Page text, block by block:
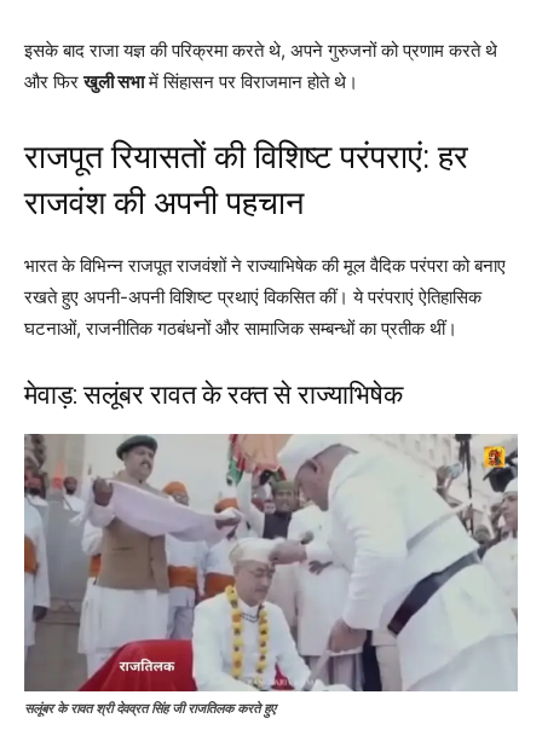
इसके बाद राजा यज्ञ की परिक्रमा करते थे, अपने गुरुजनों को प्रणाम करते थे
और फिरखुली सभामें सिंहासन पर विराजमान होते थे।
राजपूत रियासतों की विशिष्ट परंपराएं: हर
राजवंश की अपनी पहचान
भारत के विभिन्न राजपूत राजवंशों ने राज्याभिषेक की मूल वैदिक परंपरा को बनाए
रखते हुए अपनी-अपनी विशिष्ट प्रथाएं विकसित कीं। ये परंपराएं ऐतिहासिक
घटनाओं, राजनीतिक गठबंधनों और सामाजिक सम्बन्धों का प्रतीक थीं।
मेवाड़: सलूंबर रावत के रक्त से राज्याभिषेक
सलूंबर के रावत श्री देवव्रत सिंह जी राजतिलक करते हुए